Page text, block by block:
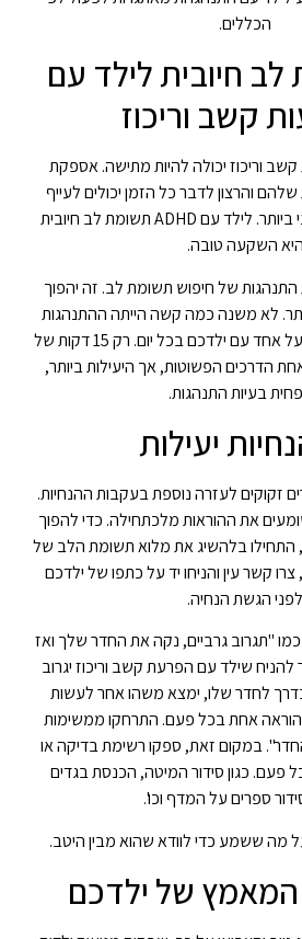
הכללים.
חיובית לילד עם
קשב וריכוז
וריכוז יכולה להיות מתישה. אספקת
והרצון לדבר כל הזמן יכולים לעייף
אפילו את ההורה הסבלני ביותר. לילד עם ADHD תשומת לב חיובית
היא השקעה טובה.
של חיפוש תשומת לב. זה יהפוך
לא משנה כמה קשה הייתה ההתנהגות
שלהם. הקדישו זמן אחד על אחד עם ילדכם בכל יום. רק 15 דקות של
הדרכים הפשוטות, אך היעילות ביותר,
בעיות התנהגות.
יעילות
זקוקים לעזרה נוספת בעקבות ההנחיות.
את ההוראות מלכתחילה. כדי להפוך
התחילו בלהשיג את מלוא תשומת הלב של
צרו קשר עין והניחו יד על כתפו של ילדכם
לפני הגשת הנחיה.
"תגרוב גרביים, נקה את החדר שלך ואז
שילד עם הפרעת קשב וריכוז יגרוב
לחדר שלו, ימצא משהו אחר לעשות
הוראה אחת בכל פעם. התרחקו ממשימות
במקום זאת, ספקו רשימת בדיקה או
כגון סידור המיטה, הכנסת בגדים
ספרים על המדף וכו'.
מה ששמע כדי לוודא שהוא מבין היטב.
של ילדכם